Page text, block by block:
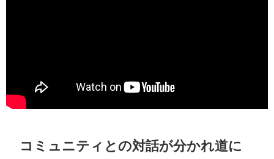
コミュニティとの対話が分かれ道に